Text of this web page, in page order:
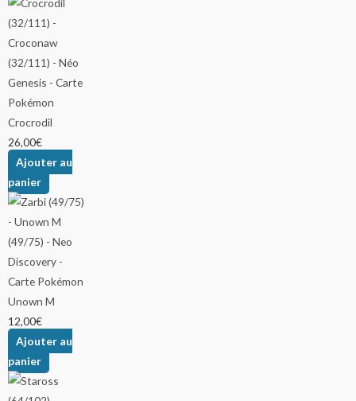
Crocrodil
26,00€
Ajouter au
panier
Unown M
12,00€
Ajouter au
panier